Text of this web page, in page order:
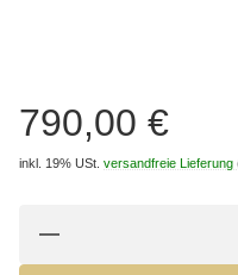
790,00 €
inkl. 19% USt. versandfreie Lieferung